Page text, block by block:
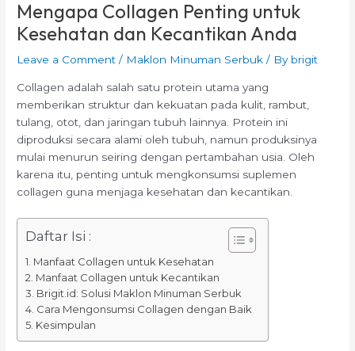
Mengapa Collagen Penting untuk
Kesehatan dan Kecantikan Anda
Leave a Comment / Maklon Minuman Serbuk / By brigit
Collagen adalah salah satu protein utama yang
memberikan struktur dan kekuatan pada kulit, rambut,
tulang, otot, dan jaringan tubuh lainnya. Protein ini
diproduksi secara alami oleh tubuh, namun produksinya
mulai menurun seiring dengan pertambahan usia. Oleh
karena itu, penting untuk mengkonsumsi suplemen
collagen guna menjaga kesehatan dan kecantikan.
Daftar Isi :
Manfaat Collagen untuk Kesehatan
Manfaat Collagen untuk Kecantikan
Brigit.id: Solusi Maklon Minuman Serbuk
Cara Mengonsumsi Collagen dengan Baik
Kesimpulan